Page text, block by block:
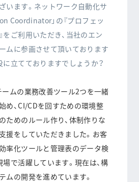
ます。ネットワーク自動化サ
Coordinator」の『プロフェッ
をご利用いただき、当社のエン
ムに参画させて頂いております
に立てておりますでしょうか？
ームの業務改善ツール2つを一緒
め、CI/CDを回すための環境整
ためのルール作り、体制作りな
援をしていただきました。お客
率化ツールと管理表のデータ検
場で活躍しています。現在は、構
ムの開発を進めています。